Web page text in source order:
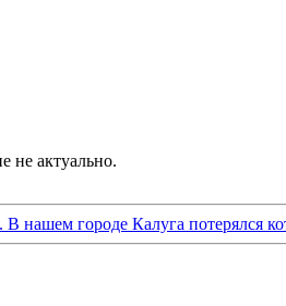
В нашем городе Калуга потерялся